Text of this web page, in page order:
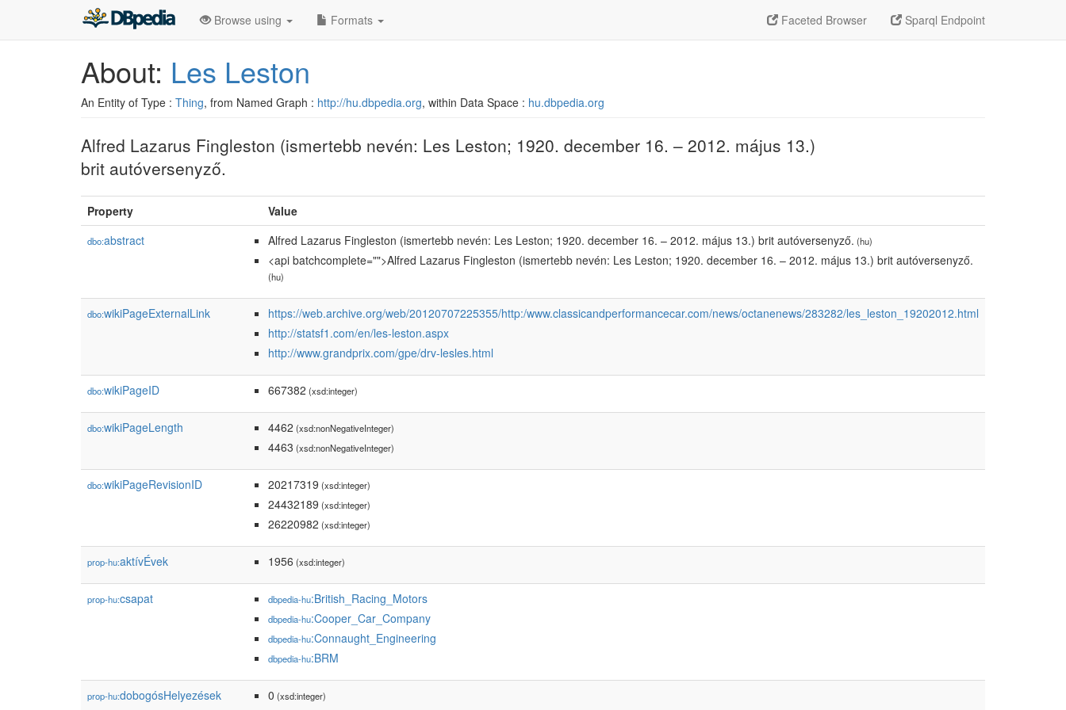
Faceted Browser Sparql Endpoint
Browse using Formats
About: Les Leston
An Entity of Type : Thing, from Named Graph : http://hu.dbpedia.org, within Data Space : hu.dbpedia.org
Alfred Lazarus Fingleston (ismertebb nevén: Les Leston; 1920. december 16. – 2012. május 13.)
brit autóversenyző.
Property Value
dbo:abstract Alfred Lazarus Fingleston (ismertebb nevén: Les Leston; 1920. december 16. – 2012. május 13.) brit autóversenyző. (hu)
<api batchcomplete="">Alfred Lazarus Fingleston (ismertebb nevén: Les Leston; 1920. december 16. – 2012. május 13.) brit autóversenyző.
(hu)
dbo:wikiPageExternalLink
https://web.archive.org/web/20120707225355/http:/www.classicandperformancecar.com/news/octanenews/283282/les_leston_19202012.html
http://statsf1.com/en/les-leston.aspx
http://www.grandprix.com/gpe/drv-lesles.html
dbo:wikiPageID 667382 (xsd:integer)
dbo:wikiPageLength 4462 (xsd:nonNegativeInteger)
4463 (xsd:nonNegativeInteger)
dbo:wikiPageRevisionID 20217319 (xsd:integer)
24432189 (xsd:integer)
26220982 (xsd:integer)
prop-hu:aktívÉvek 1956 (xsd:integer)
prop-hu:csapat dbpedia-hu:British_Racing_Motors
dbpedia-hu:Cooper_Car_Company
dbpedia-hu:Connaught_Engineering
dbpedia-hu:BRM
prop-hu:dobogósHelyezések 0 (xsd:integer)